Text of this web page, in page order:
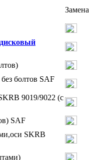
Замена
болтов SAF
9019/9022 (с
SAF
SKRB